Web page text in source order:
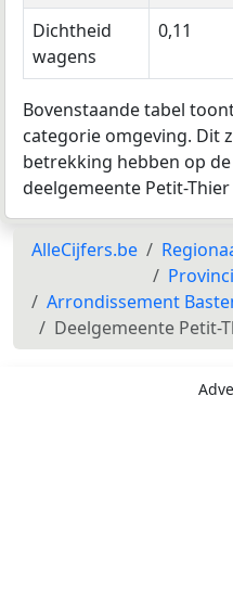
Dichtheid
wagens
0,11
Bovenstaande tabel
categorie omgeving. Dit
betrekking hebben op
deelgemeente Petit-
AlleCijfers.be
Arrondissement
Deelgemeente Petit-